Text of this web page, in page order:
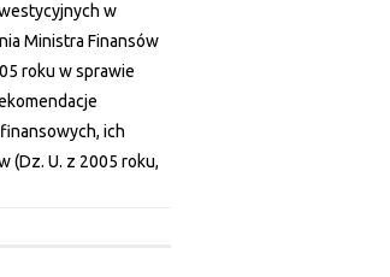
w
Ministra Finansów
roku w sprawie
ich
(Dz. U. z 2005 roku,